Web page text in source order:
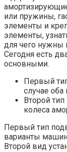
или пружины,
элементы и
элементы,
для чего нужны
Сегодня есть
основными.
Первый
случае
Второй
колеса
Первый тип
варианты
Второй вид